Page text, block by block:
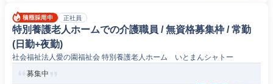
正社員
特別養護老人ホームでの介護職員 / 無資格募集枠 / 常勤
(日勤+夜勤)
社会福祉法人愛の園福祉会 特別養護老人ホーム いとまんシャトー
募集中